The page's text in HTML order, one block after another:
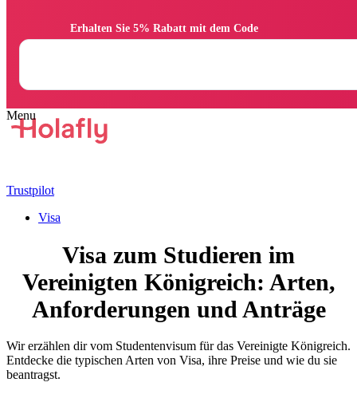
Trustpilot
Visa
Visa zum Studieren im
Vereinigten Königreich: Arten,
Anforderungen und Anträge
Wir erzählen dir vom Studentenvisum für das Vereinigte Königreich.
Entdecke die typischen Arten von Visa, ihre Preise und wie du sie
beantragst.